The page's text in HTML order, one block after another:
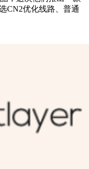
CN2优化线路、普通